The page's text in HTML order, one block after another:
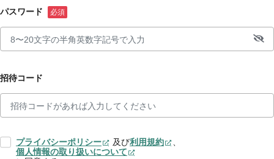
パスワード
招待コード
プライバシーポリシー 及び利用規約
、
個人情報の取り扱いについて